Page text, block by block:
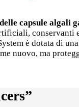
capsule algali
è dotata di
nuovo, ma